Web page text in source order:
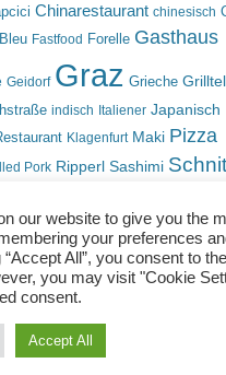
Chinarestaurant chinesisch
Fastfood Forelle Gasthaus
Geidorf Graz Grieche
indisch Italiener Japanisch
Klagenfurt Maki Pizza
Pork Ripperl Sashimi
Küche Traditionsgasthaus
Küche
Wirtshausküche
Essen. Trinken. Schlafen.
our website to give you the
your preferences
All”, you consent to
you may visit "Cookie
consent.
Accept All